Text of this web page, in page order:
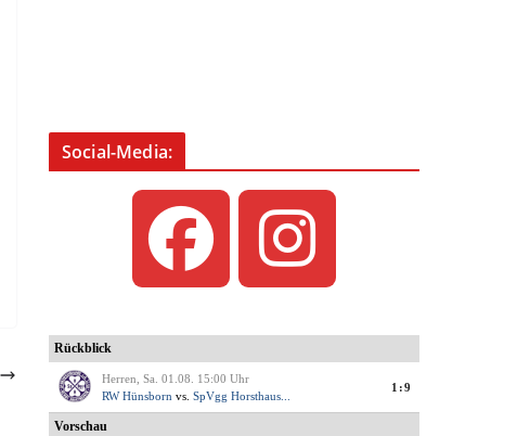
Social-Media: